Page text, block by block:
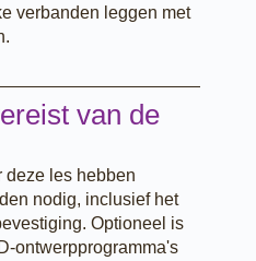
verbanden leggen met
van de
deze les hebben
nodig, inclusief het
Optioneel is
ontwerpprogramma's